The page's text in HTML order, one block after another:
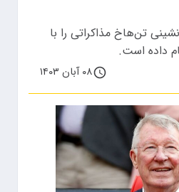
تن‌هاخ مذاکراتی را با
داده است.
۰۸ آبان ۱۴۰۳